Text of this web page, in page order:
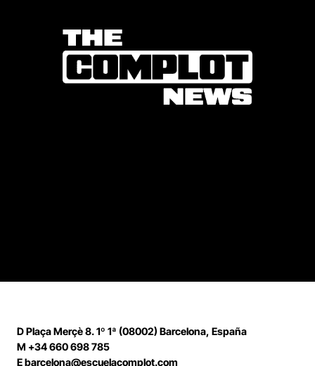
DPlaça Merçè 8. 1º 1ª (08002) Barcelona, España
M +34 660 698 785
Ebarcelona@escuelacomplot.com